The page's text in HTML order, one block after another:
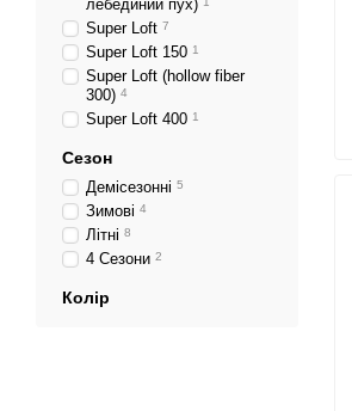
лебединий пух)
Super Loft 7
Super Loft 150 1
Super Loft (hollow fiber
300) 4
Super Loft 400 1
Сезон
Демісезонні 5
Зимові 4
Літні 8
4 Сезони 2
Колір